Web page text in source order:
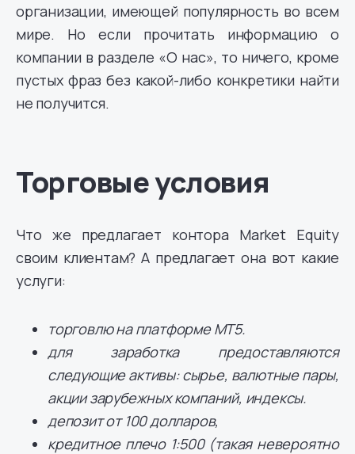
организации, имеющей популярность во всем
мире. Но если прочитать информацию о
компании в разделе «О нас», то ничего, кроме
пустых фраз без какой-либо конкретики найти
не получится.
Торговые условия
Что же предлагает контора Market Equity
своим клиентам? А предлагает она вот какие
услуги:
торговлю на платформе МТ5.
для заработка предоставляются
следующие активы: сырье, валютные пары,
акции зарубежных компаний, индексы.
депозит от 100 долларов,
кредитное плечо 1:500 (такая невероятно